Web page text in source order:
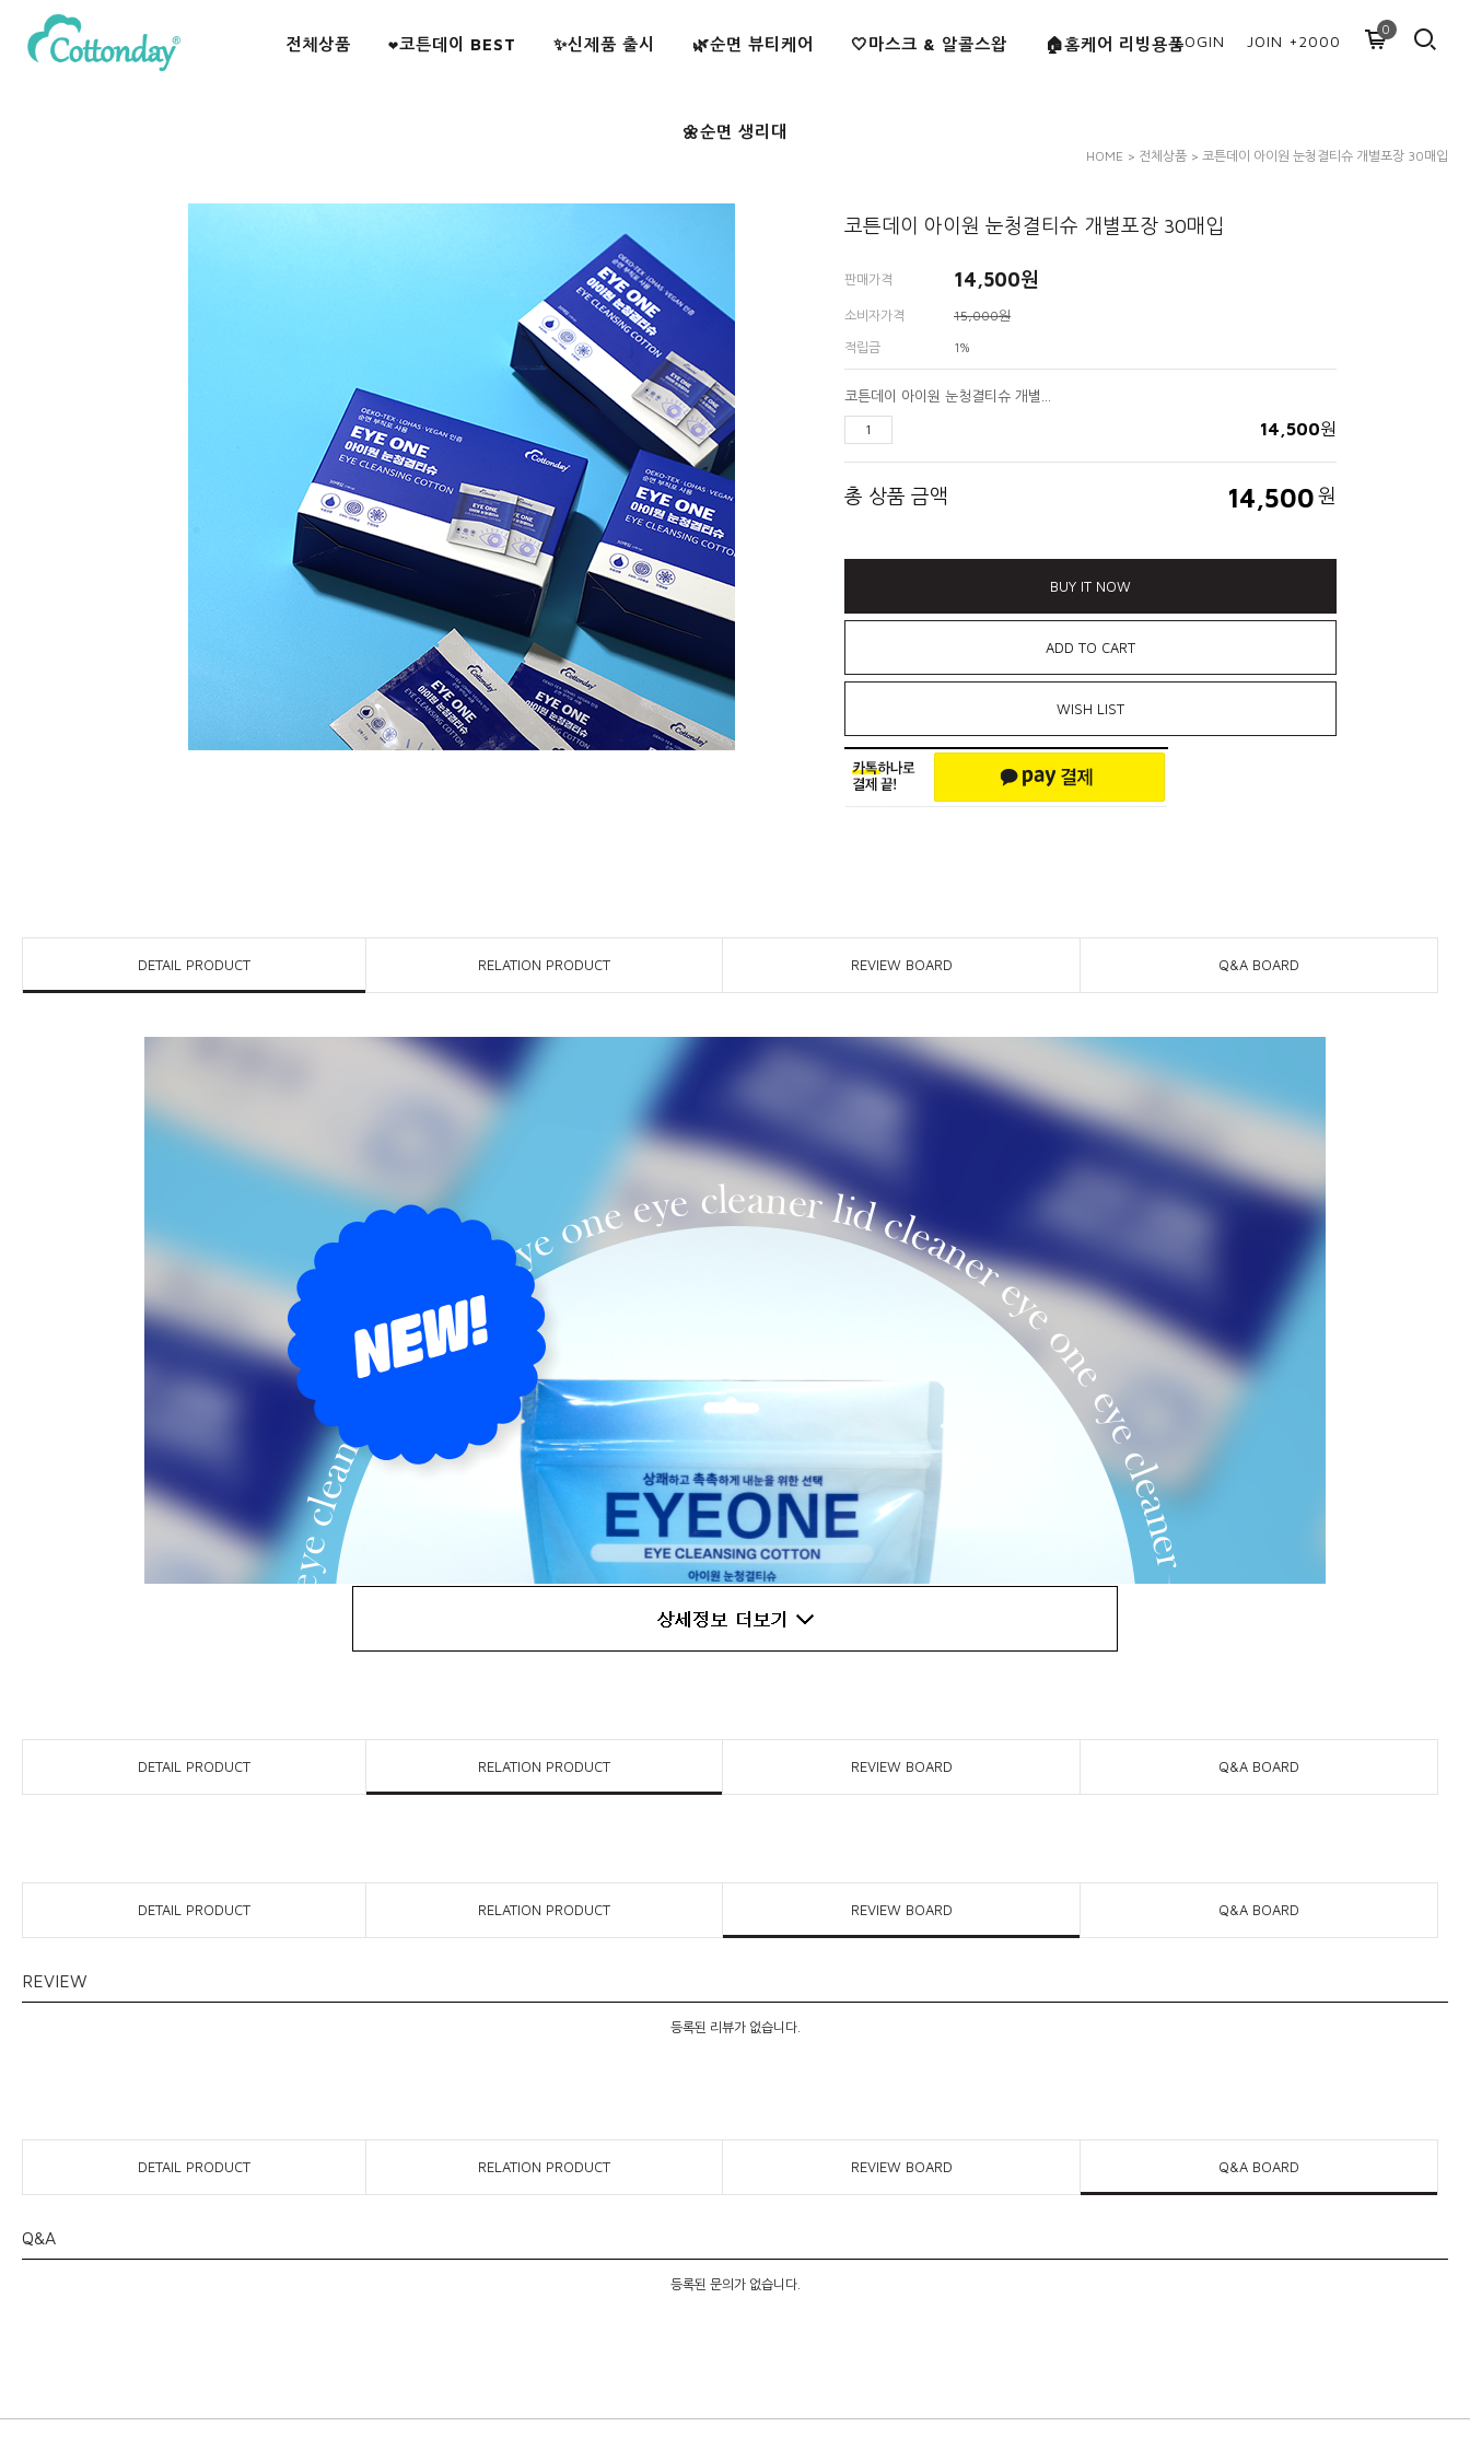
전체상품 ❤️코튼데이 BEST ✨신제품 출시 🌿순면 뷰티케어 🤍마스크 & 알콜스왑 🏠홈케어 리빙용품
🌼순면 생리대
LOGIN JOIN +2000
0
HOME > 전체상품 > 코튼데이 아이원 눈청결티슈 개별포장 30매입
코튼데이 아이원 눈청결티슈 개별포장 30매입
판매가격 14,500원
소비자가격
15,000원
적립금
1%
14,500원
총 상품 금액 14,500원
BUY IT NOW
ADD TO CART
WISH LIST
DETAIL PRODUCT RELATION PRODUCT REVIEW BOARD Q&A BOARD
DETAIL PRODUCT RELATION PRODUCT REVIEW BOARD Q&A BOARD
DETAIL PRODUCT RELATION PRODUCT REVIEW BOARD Q&A BOARD
REVIEW
등록된 리뷰가 없습니다.
DETAIL PRODUCT RELATION PRODUCT REVIEW BOARD Q&A BOARD
Q&A
등록된 문의가 없습니다.